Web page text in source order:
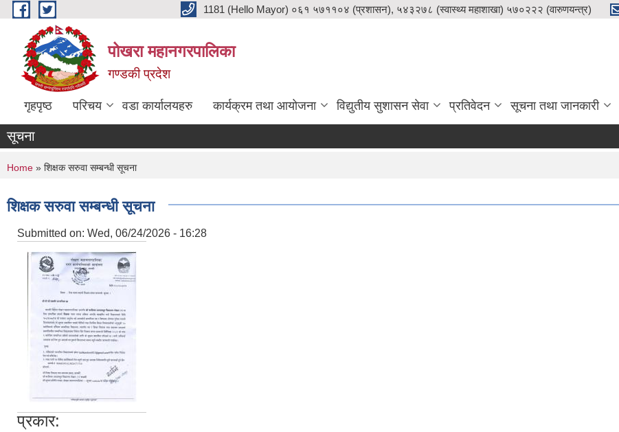
Skip to main content 1181 (Hello Mayor) ०६१ ५७११०४ (प्रशासन), ५४३२७८ (स्वास्थ्य महाशाखा) ५७०२२२ (वारुणयन्त्र)
पोखरा महानगरपालिका
गण्डकी प्रदेश
गृहपृष्ठ परिचय वडा कार्यालयहरु कार्यक्रम तथा आयोजना विद्युतीय सुशासन सेवा प्रतिवेदन सूचना तथा जानकारी
सूचना
You are here
Home » शिक्षक सरुवा सम्बन्धी सूचना
शिक्षक सरुवा सम्बन्धी सूचना
Submitted on: Wed, 06/24/2026 - 16:28
प्रकार: